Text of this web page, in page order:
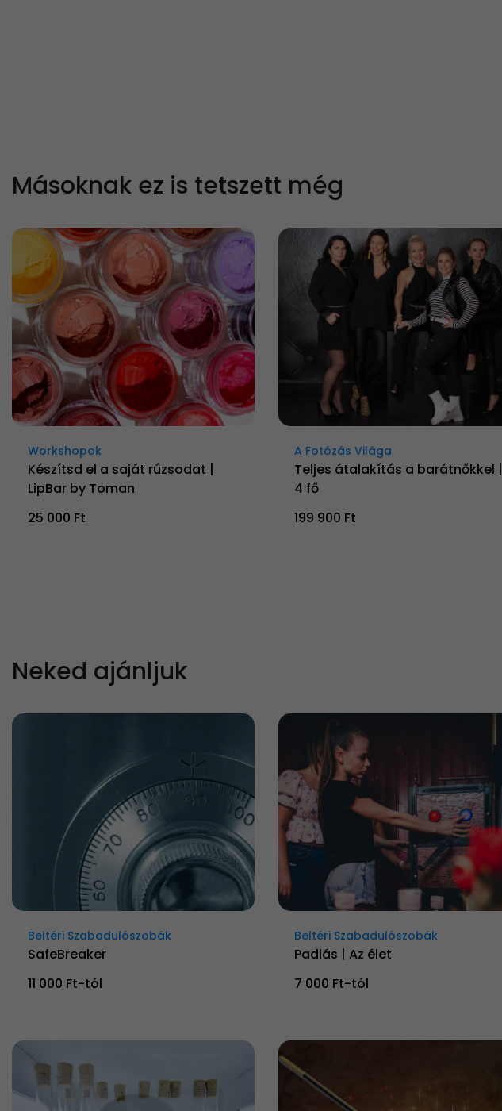
Másoknak ez is tetszett még
Workshopok
Készítsd el a saját rúzsodat |
LipBar by Toman
25 000 Ft
A Fotózás Világa
Teljes átalakítás a barátnőkkel |
4 fő
199 900 Ft
Neked ajánljuk
Beltéri Szabadulószobák
SafeBreaker
11 000 Ft-tól
Beltéri Szabadulószobák
Padlás | Az élet
7 000 Ft-tól